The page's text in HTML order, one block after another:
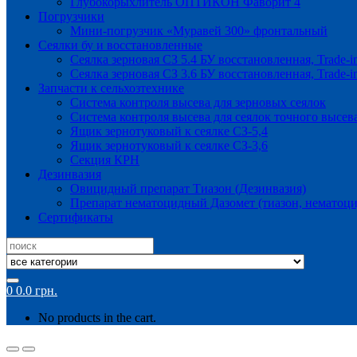
Погрузчики
Мини-погрузчик «Муравей 300» фронтальный
Сеялки бу и восстановленные
Сеялка зерновая СЗ 5.4 БУ восстановленная, Trade-
Сеялка зерновая СЗ 3.6 БУ восстановленная, Trade-
Запчасти к сельхозтехнике
Система контроля высева для зерновых сеялок
Система контроля высева для сеялок точного
Ящик зернотуковый к сеялке СЗ-5,4
Ящик зернотуковый к сеялке СЗ-3,6
Секция КРН
Дезинвазия
Овицидный препарат Тиазон (Дезинвазия)
Препарат нематоцидный Дазомет (тиазон,
Сертификаты
Search
for:
0 0.0 грн.
No products in the cart.